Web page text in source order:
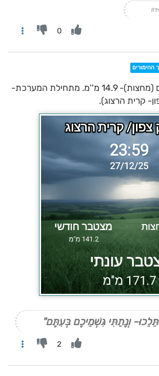
0
ההימורים
סיכום הגשם להיום (מחצות)- 14.9 מ''מ. מתחילת המערכת-
וְנָתַתִּי גִּשְׁמֵיכֶם בְּעִתָּם"
2